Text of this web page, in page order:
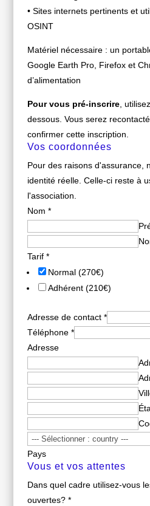
• Sites internets pertinents et
OSINT
Matériel nécessaire : un
Google Earth Pro, Firefox et
d’alimentation
Pour vous pré-inscrire,
dessous. Vous serez
confirmer cette inscription.
Vos coordonnées
Pour des raisons d'assurance,
identité réelle. Celle-ci reste à
l'association.
Nom *
Tarif *
Normal (270€)
Adhérent (210€)
Adresse de contact *
Téléphone *
Adresse
Pays
Vous et vos attentes
Dans quel cadre utilisez-vous
ouvertes? *